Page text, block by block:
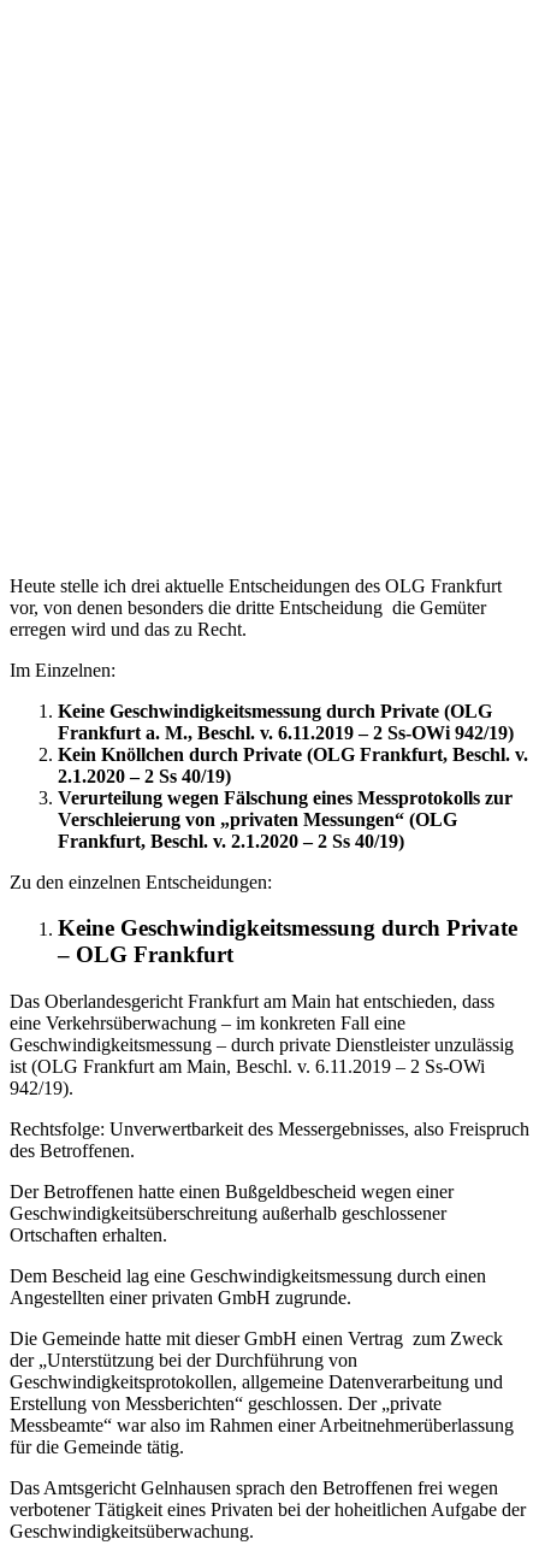
Heute stelle ich drei aktuelle Entscheidungen des OLG Frankfurt
vor, von denen besonders die dritte Entscheidung die Gemüter
erregen wird und das zu Recht.
Im Einzelnen:
Keine Geschwindigkeitsmessung durch Private (OLG
Frankfurt a. M., Beschl. v. 6.11.2019 – 2 Ss-OWi 942/19)
Kein Knöllchen durch Private (OLG Frankfurt, Beschl. v.
2.1.2020 – 2 Ss 40/19)
Verurteilung wegen Fälschung eines Messprotokolls zur
Verschleierung von „privaten Messungen“ (OLG
Frankfurt, Beschl. v. 2.1.2020 – 2 Ss 40/19)
Zu den einzelnen Entscheidungen:
Keine Geschwindigkeitsmessung durch Private
– OLG Frankfurt
Das Oberlandesgericht Frankfurt am Main hat entschieden, dass
eine Verkehrsüberwachung – im konkreten Fall eine
Geschwindigkeitsmessung – durch private Dienstleister unzulässig
ist (OLG Frankfurt am Main, Beschl. v. 6.11.2019 – 2 Ss-OWi
942/19).
Rechtsfolge: Unverwertbarkeit des Messergebnisses, also Freispruch
des Betroffenen.
Der Betroffenen hatte einen Bußgeldbescheid wegen einer
Geschwindigkeitsüberschreitung außerhalb geschlossener
Ortschaften erhalten.
Dem Bescheid lag eine Geschwindigkeitsmessung durch einen
Angestellten einer privaten GmbH zugrunde.
Die Gemeinde hatte mit dieser GmbH einen Vertrag zum Zweck
der „Unterstützung bei der Durchführung von
Geschwindigkeitsprotokollen, allgemeine Datenverarbeitung und
Erstellung von Messberichten“ geschlossen. Der „private
Messbeamte“ war also im Rahmen einer Arbeitnehmerüberlassung
für die Gemeinde tätig.
Das Amtsgericht Gelnhausen sprach den Betroffenen frei wegen
verbotener Tätigkeit eines Privaten bei der hoheitlichen Aufgabe der
Geschwindigkeitsüberwachung.